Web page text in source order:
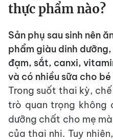
thực phẩm nào?
Sản phụ sau sinh nên
phẩm giàu dinh
đạm, sắt, canxi,
và có nhiều sữa cho bé
Trong suốt thai kỳ,
trò quan trọng không
dưỡng chất cho mẹ
của thai nhi. Tuy